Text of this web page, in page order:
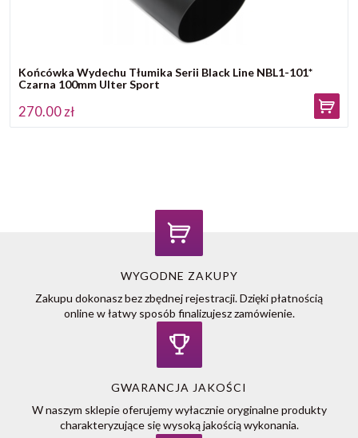
Końcówka Wydechu Tłumika Serii Black Line NBL1-101*
Czarna 100mm Ulter Sport
270.00 zł
WYGODNE ZAKUPY
Zakupu dokonasz bez zbędnej rejestracji. Dzięki płatnością
online w łatwy sposób finalizujesz zamówienie.
GWARANCJA JAKOŚCI
W naszym sklepie oferujemy wyłacznie oryginalne produkty
charakteryzujące się wysoką jakością wykonania.